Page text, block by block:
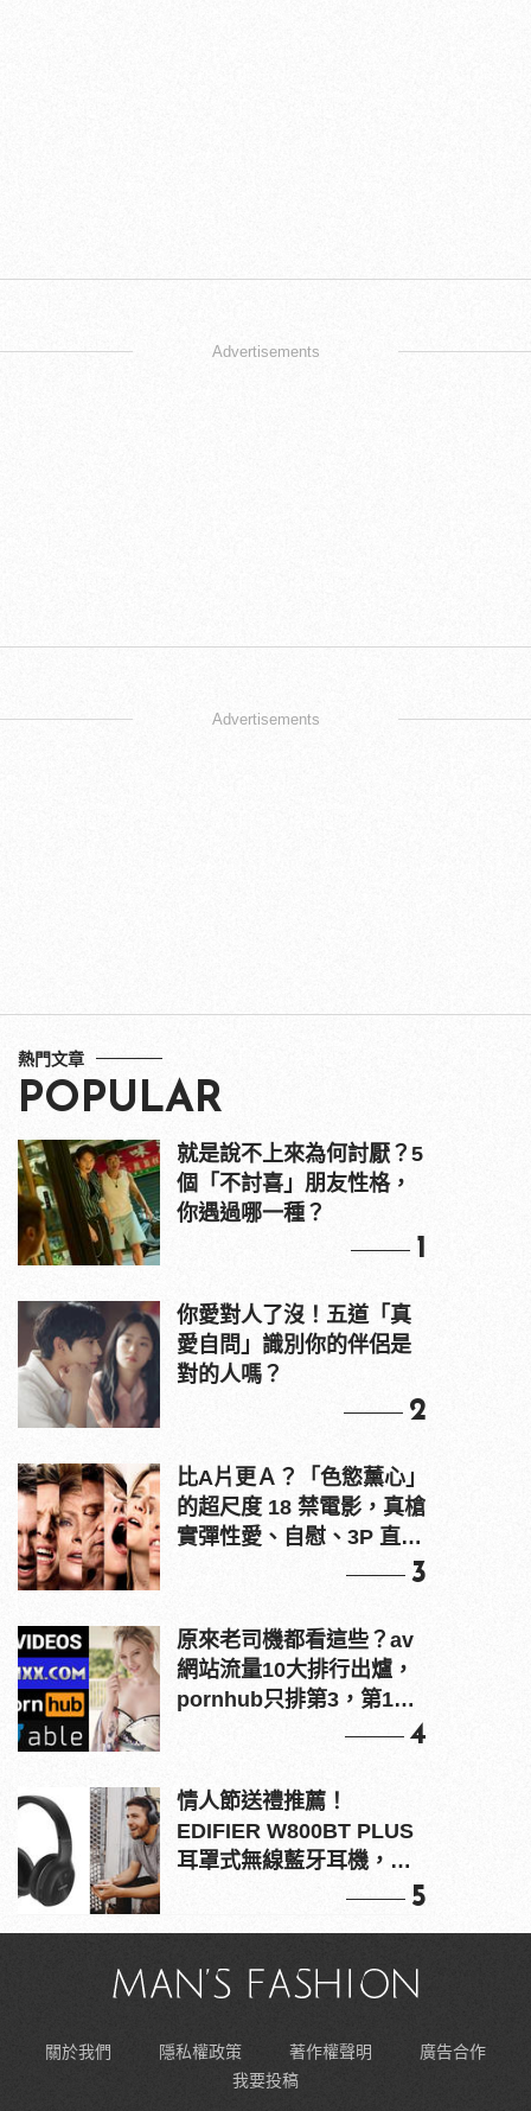
Advertisements
Advertisements
熱門文章
POPULAR
就是說不上來為何討厭？5
個「不討喜」朋友性格，
你遇過哪一種？
1
你愛對人了沒！五道「真
愛自問」識別你的伴侶是
對的人嗎？
2
比A片更Ａ？「色慾薰心」
的超尺度 18 禁電影，真槍
實彈性愛、自慰、3P 直接
3
原來老司機都看這些？av
網站流量10大排行出爐，
pornhub只排第3，第1名
4
情人節送禮推薦！
EDIFIER W800BT PLUS
耳罩式無線藍牙耳機，在
5
關於我們 隱私權政策 著作權聲明
廣告合作
我要投稿